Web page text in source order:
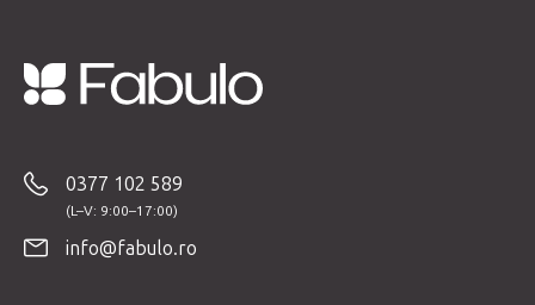
0377 102 589
info@fabulo.ro